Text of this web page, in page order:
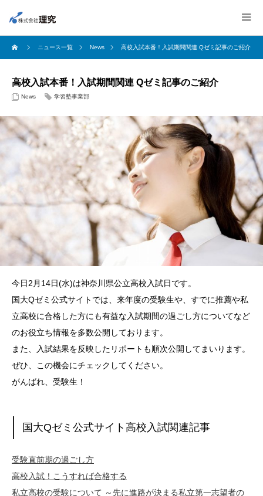
ニュース一覧 News 高校入試本番！入試期間関連 Qゼミ記事のご紹介
高校入試本番！入試期間関連 Qゼミ記事のご紹介
News 学習塾事業部
今日2月14日(水)は神奈川県公立高校入試日です。
国大Qゼミ公式サイトでは、来年度の受験生や、すでに推薦や私
立高校に合格した方にも有益な入試期間の過ごし方についてなど
のお役立ち情報を多数公開しております。
また、入試結果を反映したリポートも順次公開してまいります。
ぜひ、この機会にチェックしてください。
がんばれ、受験生！
国大Qゼミ公式サイト高校入試関連記事
受験直前期の過ごし方
高校入試！こうすれば合格する
私立高校の受験について ～先に進路が決まる私立第一志望者の